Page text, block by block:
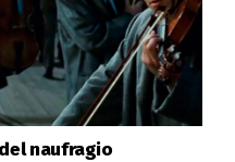
naufragio